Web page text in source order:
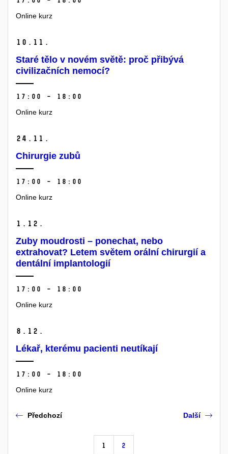
Online kurz
10. 11.
Staré tělo v novém světě: proč přibývá
civilizačních nemocí?
17:00 – 18:00
Online kurz
24. 11.
Chirurgie zubů
17:00 – 18:00
Online kurz
1. 12.
Zuby moudrosti – ponechat, nebo
extrahovat? Letem světem orální chirurgií a
dentální implantologií
17:00 – 18:00
Online kurz
8. 12.
Lékař, kterému pacienti neutíkají
17:00 – 18:00
Online kurz
Předchozí
1 2
Další